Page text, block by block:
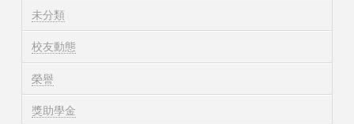
未分類
校友動態
榮譽
獎助學金